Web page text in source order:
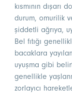
kısmının dışarı
durum, omurilik
şiddetli ağrıya,
Bel fıtığı
bacaklara
uyuşma gibi
genellikle
zorlayıcı